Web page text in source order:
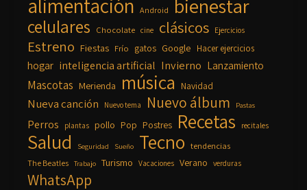
alimentación Android bienestar
celulares Chocolate cine clásicos Ejercicios
Estreno Fiestas Frío gatos Google Hacer ejercicios
hogar inteligencia artificial Invierno Lanzamiento
Mascotas Merienda música Navidad
Nueva canción Nuevo tema Nuevo álbum Pastas
Perros plantas pollo Pop Postres Recetas recitales
Salud Seguridad Sueño Tecno tendencias
The Beatles Trabajo Turismo Vacaciones Verano verduras
WhatsApp